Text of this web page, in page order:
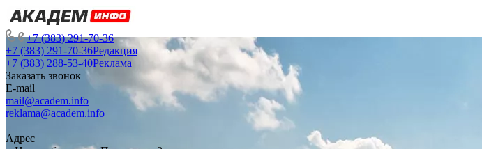
+7 (383) 291-70-36
+7 (383) 291-70-36Редакция
+7 (383) 288-53-40Реклама
Заказать звонок
E-mail
mail@academ.info
reklama@academ.info
Адрес